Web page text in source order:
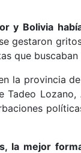
y Bolivia
gestaron
que
la provincia
Tadeo
la mejor